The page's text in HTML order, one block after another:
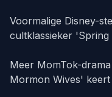
Voormalige Disney-
cultklassieker
Meer MomTok-
Mormon Wives'